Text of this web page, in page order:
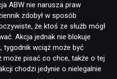
ABW nie narusza praw
zdobył w sposób
że ktoś ze służb mógł
Akcja jednak nie blokuje
tygodnik wciąż może być
może pisać co chce, także o tej
chodzi jedynie o nielegalnie